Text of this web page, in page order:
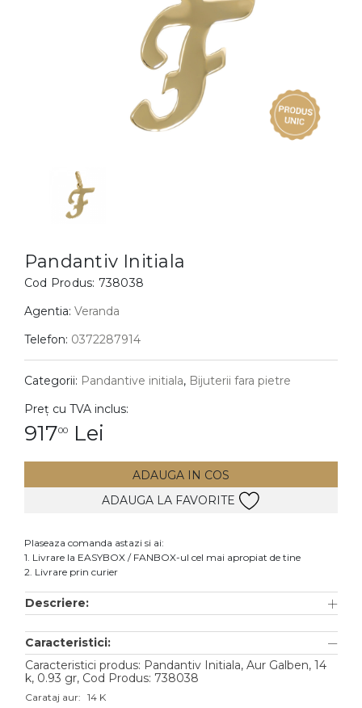
BIJUTERII COPII
Cercei
Bratari
Coliere
Lanturi
Pandantive
Inele
Cercei
Bratari
Lanturi
Pandantive
Accesorii
Aur galben
Aur alb
Pandantiv Initiala
Cod Produs: 738038
Agentia: Veranda
Telefon: 0372287914
Categorii: Pandantive initiala, Bijuterii fara pietre
Preț cu TVA inclus:
91700 Lei
ADAUGA IN COS
ADAUGA LA FAVORITE
Plaseaza comanda astazi si ai:
1. Livrare la EASYBOX / FANBOX-ul cel mai apropiat de tine
2. Livrare prin curier
Descriere:
Caracteristici:
Caracteristici produs: Pandantiv Initiala, Aur Galben, 14
k, 0.93 gr, Cod Produs: 738038
Carataj aur: 14 K